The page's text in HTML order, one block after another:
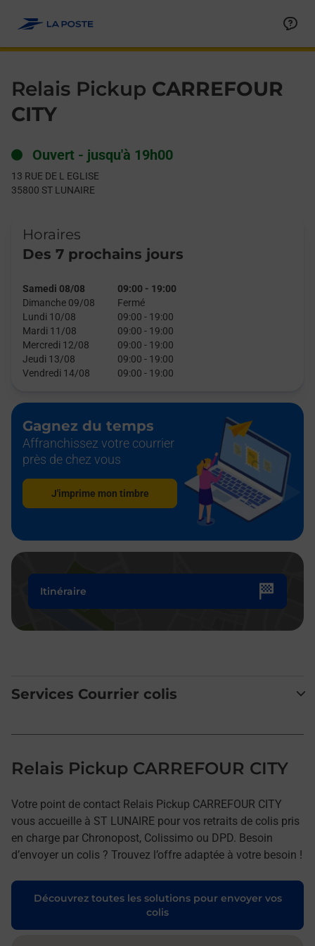
Relais Pickup CARREFOUR
CITY
Ouvert - jusqu'à 19h00
13 RUE DE L EGLISE
35800 ST LUNAIRE
Horaires
Des 7 prochains jours
Samedi 08/08 09:00 - 19:00
Dimanche 09/08
Fermé
Lundi 10/08
09:00 - 19:00
Mardi 11/08
09:00 - 19:00
Mercredi 12/08
09:00 - 19:00
Jeudi 13/08
09:00 - 19:00
Vendredi 14/08
09:00 - 19:00
Gagnez du temps
Affranchissez votre courrier
près de chez vous
J'imprime mon timbre
Itinéraire
Services Courrier colis
Relais Pickup CARREFOUR CITY
Votre point de contact Relais Pickup CARREFOUR CITY
vous accueille à ST LUNAIRE pour vos retraits de colis pris
en charge par Chronopost, Colissimo ou DPD. Besoin
d’envoyer un colis ? Trouvez l’offre adaptée à votre besoin !
Découvrez toutes les solutions pour envoyer vos
colis